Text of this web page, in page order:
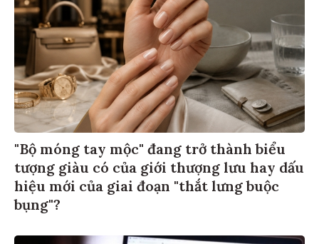
"Bộ móng tay mộc" đang trở thành biểu
tượng giàu có của giới thượng lưu hay dấu
hiệu mới của giai đoạn "thắt lưng buộc
bụng"?